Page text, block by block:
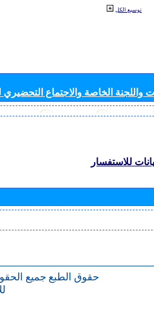
توسيع الكل
واللجنة الخاصة والاجتماع التحضيري
للاستفسار
حقوق الطبع جميع